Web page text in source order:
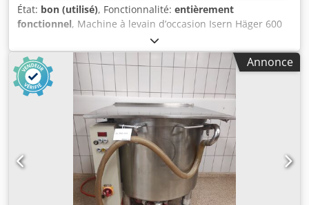
État: bon (utilisé), Fonctionnalité: entièrement
fonctionnel, Machine à levain d’occasion Isern Häger 600
RMS, pour 1000 litres, en état boulangère (bon état), n° de
série 06910004, 2,3 kW, 400 V, 50 Hz, poids 420 kg Dkedpfx
Aswwwdhjggor
Annonce